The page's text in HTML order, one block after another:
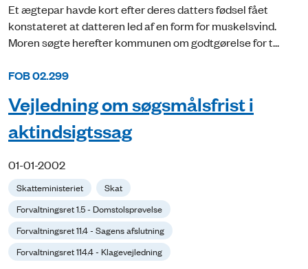
Et ægtepar havde kort efter deres datters fødsel fået
konstateret at datteren led af en form for muskelsvind.
Moren søgte herefter kommunen om godtgørelse for t...
FOB 02.299
Vejledning om søgsmålsfrist i
aktindsigtssag
01-01-2002
Skatteministeriet
Skat
Forvaltningsret 1.5 - Domstolsprøvelse
Forvaltningsret 11.4 - Sagens afslutning
Forvaltningsret 114.4 - Klagevejledning